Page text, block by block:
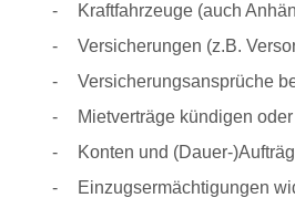
Kraftfahrzeuge (auch
Versicherungen (z.B.
Versicherungsansprüche
Mietverträge kündigen
Konten und (Dauer-
Einzugsermächtigungen